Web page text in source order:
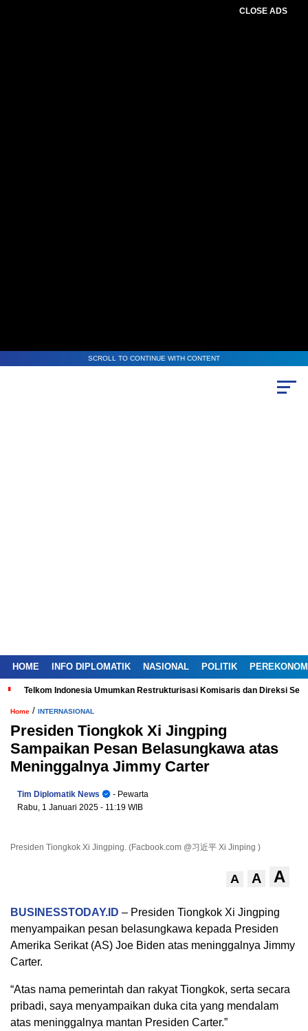
CLOSE ADS
SCROLL TO CONTINUE WITH CONTENT
HOME INFO DIPLOMATIK NASIONAL POLITIK
Telkom Indonesia Umumkan Restrukturisasi Komisaris dan Direksi
Home / INTERNASIONAL
Presiden Tiongkok Xi Jingping
Sampaikan Pesan Belasungkawa atas
Meninggalnya Jimmy Carter
Tim Diplomatik News
- Pewarta
Rabu, 1 Januari 2025 - 11:19 WIB
Presiden Tiongkok Xi Jingping. (Facbook.com @习近平 Xi Jinping )
A A A
BUSINESSTODAY.ID – Presiden Tiongkok Xi Jingping
menyampaikan pesan belasungkawa kepada Presiden
Amerika Serikat (AS) Joe Biden atas meninggalnya Jimmy
Carter.
“Atas nama pemerintah dan rakyat Tiongkok, serta secara
pribadi, saya menyampaikan duka cita yang mendalam
atas meninggalnya mantan Presiden Carter.”